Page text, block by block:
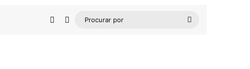
Barra Lateral
Switch skin
Procurar